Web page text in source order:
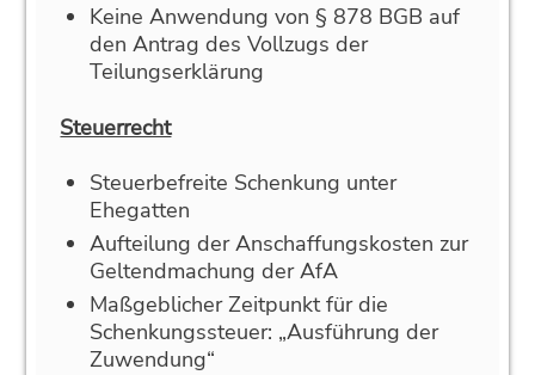
Keine Anwendung von § 878 BGB auf
den Antrag des Vollzugs der
Teilungserklärung
Steuerrecht
Steuerbefreite Schenkung unter
Ehegatten
Aufteilung der Anschaffungskosten zur
Geltendmachung der AfA
Maßgeblicher Zeitpunkt für die
Schenkungssteuer: „Ausführung der
Zuwendung“